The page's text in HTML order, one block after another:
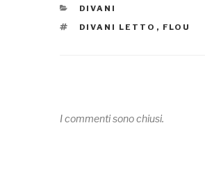
CATEGORIE
DIVANI
TAG
DIVANI LETTO , FLOU
I commenti sono chiusi.